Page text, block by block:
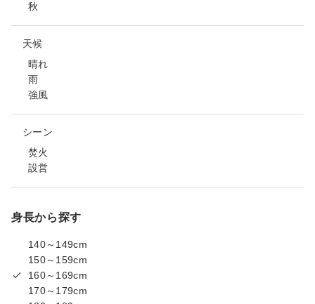
秋
天候
晴れ
雨
強風
シーン
焚火
設営
身長から探す
140～149cm
150～159cm
160～169cm
170～179cm